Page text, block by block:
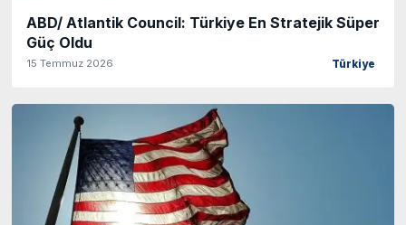
ABD/ Atlantik Council: Türkiye En Stratejik Süper
Güç Oldu
15 Temmuz 2026 Türkiye